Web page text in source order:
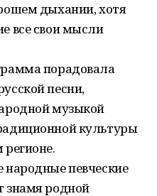
дыхании, хотя
все свои мысли
порадовала
песни,
музыкой
культуры
народные певческие
знамя родной